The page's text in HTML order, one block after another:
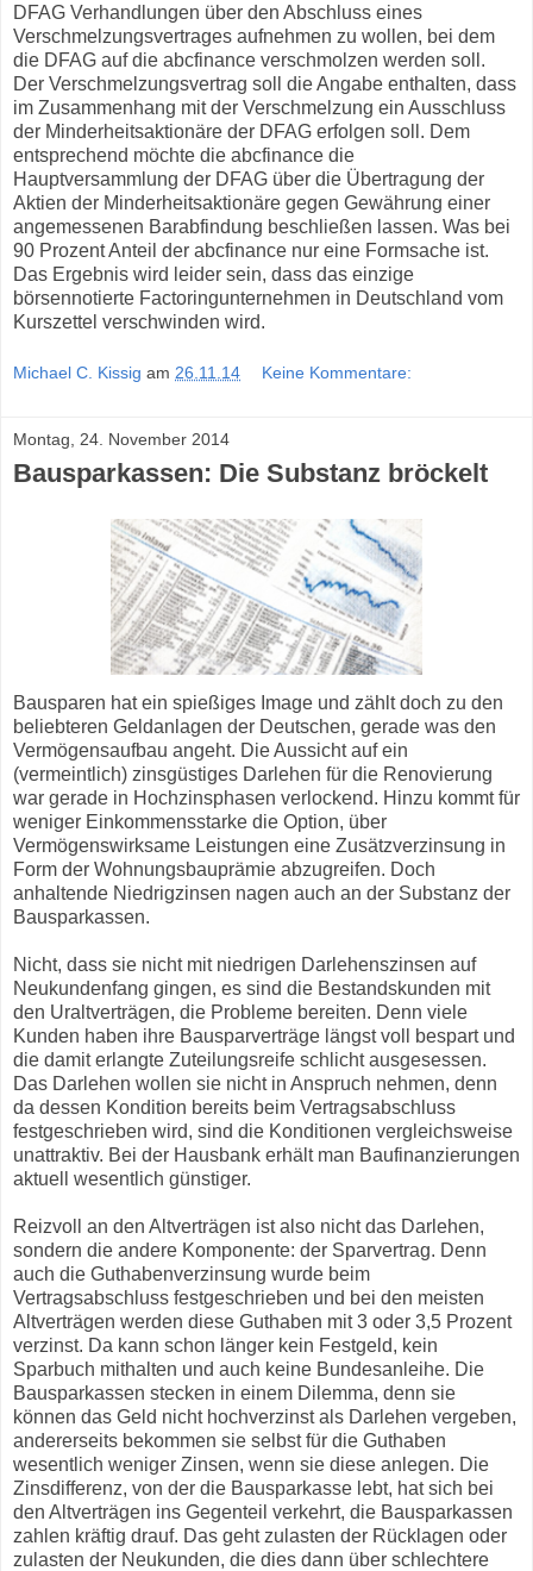
DFAG Verhandlungen über den Abschluss eines
Verschmelzungsvertrages aufnehmen zu wollen, bei dem
die DFAG auf die abcfinance verschmolzen werden soll.
Der Verschmelzungsvertrag soll die Angabe enthalten, dass
im Zusammenhang mit der Verschmelzung ein Ausschluss
der Minderheitsaktionäre der DFAG erfolgen soll. Dem
entsprechend möchte die abcfinance die
Hauptversammlung der DFAG über die Übertragung der
Aktien der Minderheitsaktionäre gegen Gewährung einer
angemessenen Barabfindung beschließen lassen. Was bei
90 Prozent Anteil der abcfinance nur eine Formsache ist.
Das Ergebnis wird leider sein, dass das einzige
börsennotierte Factoringunternehmen in Deutschland vom
Kurszettel verschwinden wird.
Michael C. Kissig am 26.11.14 Keine Kommentare:
Montag, 24. November 2014
Bausparkassen: Die Substanz bröckelt
Bausparen hat ein spießiges Image und zählt doch zu den
beliebteren Geldanlagen der Deutschen, gerade was den
Vermögensaufbau angeht. Die Aussicht auf ein
(vermeintlich) zinsgüstiges Darlehen für die Renovierung
war gerade in Hochzinsphasen verlockend. Hinzu kommt für
weniger Einkommensstarke die Option, über
Vermögenswirksame Leistungen eine Zusätzverzinsung in
Form der Wohnungsbauprämie abzugreifen. Doch
anhaltende Niedrigzinsen nagen auch an der Substanz der
Bausparkassen.
Nicht, dass sie nicht mit niedrigen Darlehenszinsen auf
Neukundenfang gingen, es sind die Bestandskunden mit
den Uraltverträgen, die Probleme bereiten. Denn viele
Kunden haben ihre Bausparverträge längst voll bespart und
die damit erlangte Zuteilungsreife schlicht ausgesessen.
Das Darlehen wollen sie nicht in Anspruch nehmen, denn
da dessen Kondition bereits beim Vertragsabschluss
festgeschrieben wird, sind die Konditionen vergleichsweise
unattraktiv. Bei der Hausbank erhält man Baufinanzierungen
aktuell wesentlich günstiger.
Reizvoll an den Altverträgen ist also nicht das Darlehen,
sondern die andere Komponente: der Sparvertrag. Denn
auch die Guthabenverzinsung wurde beim
Vertragsabschluss festgeschrieben und bei den meisten
Altverträgen werden diese Guthaben mit 3 oder 3,5 Prozent
verzinst. Da kann schon länger kein Festgeld, kein
Sparbuch mithalten und auch keine Bundesanleihe. Die
Bausparkassen stecken in einem Dilemma, denn sie
können das Geld nicht hochverzinst als Darlehen vergeben,
andererseits bekommen sie selbst für die Guthaben
wesentlich weniger Zinsen, wenn sie diese anlegen. Die
Zinsdifferenz, von der die Bausparkasse lebt, hat sich bei
den Altverträgen ins Gegenteil verkehrt, die Bausparkassen
zahlen kräftig drauf. Das geht zulasten der Rücklagen oder
zulasten der Neukunden, die dies dann über schlechtere